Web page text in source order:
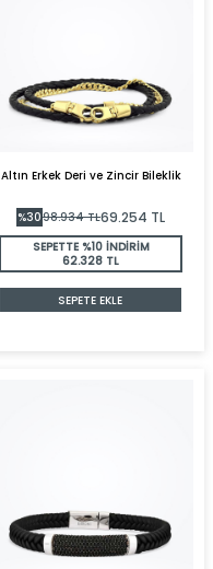
Altın Erkek Deri ve Zincir Bileklik
%3098.934TL69.254 TL
SEPETTE %10 İNDİRİM
62.328 TL
SEPETE EKLE